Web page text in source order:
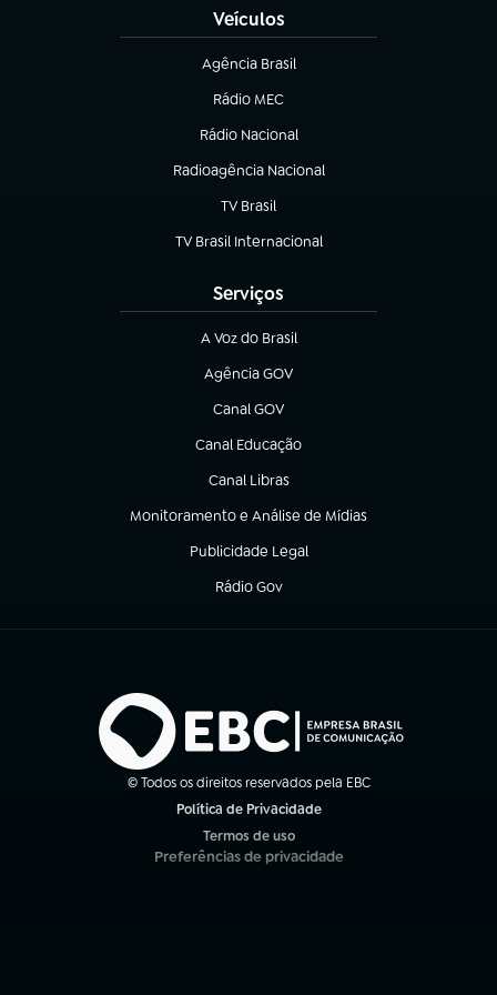
Veículos
Agência Brasil
(abre em nova aba)
Rádio MEC
(abre em nova aba)
Rádio Nacional
Radioagência Nacional
(abre em nova aba)
TV Brasil
(abre em nova aba)
TV Brasil Internacional
(abre em nova aba)
Serviços
A Voz do Brasil
(abre em nova aba)
Agência GOV
(abre em nova aba)
Canal GOV
(abre em nova aba)
Canal Educação
(abre em nova aba)
Canal Libras
(abre em nova aba)
Monitoramento e Análise de Mídias
(abre em nova aba)
Publicidade Legal
(abre em nova aba)
Rádio Gov
(abre em nova aba)
© Todos os direitos reservados pela EBC
Política de Privacidade
Termos de uso
(abre em nova aba)
Preferências de privacidade